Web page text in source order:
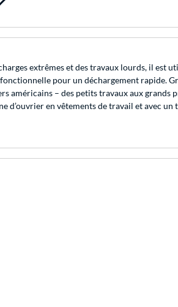
extrêmes et des travaux lourds, il est
pour un déchargement rapide.
américains – des petits travaux aux grands
d’ouvrier en vêtements de travail et avec